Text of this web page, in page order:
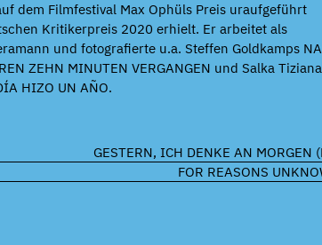
dem Filmfestival Max Ophüls Preis uraufgeführt
Kritikerpreis 2020 erhielt. Er arbeitet als
und fotografierte u.a. Steffen Goldkamps
ZEHN MINUTEN VERGANGEN und Salka
HIZO UN AÑO.
GESTERN, ICH DENKE AN MORGEN
FOR REASONS